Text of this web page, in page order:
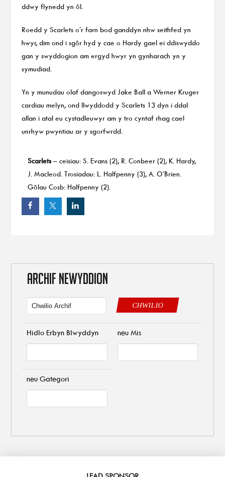
ddwy flynedd yn ôl.
Roedd y Scarlets o’r farn bod ganddyn nhw seithfed yn
hwyr, dim ond i sgôr hyd y cae o Hardy gael ei ddiswyddo
gan y swyddogion am ergyd hwyr yn gynharach yn y
symudiad.
Yn y munudau olaf dangoswyd Jake Ball a Werner Kruger
cardiau melyn, ond llwyddodd y Scarlets 13 dyn i ddal
allan i atal eu cystadleuwyr am y tro cyntaf rhag cael
unrhyw pwyntiau ar y sgorfwrdd.
Scarlets– ceisiau: S. Evans (2), R. Conbeer (2), K. Hardy,
J. Macleod. Trosiadau: L. Halfpenny (3), A. O’Brien.
Gôlau Cosb: Halfpenny (2).
ARCHIF NEWYDDION
CHWILIO
Hidlo Erbyn Blwyddyn neu Mis
neu Gategori